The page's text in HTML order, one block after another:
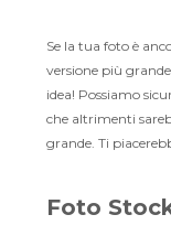
Se la tua foto è
versione più
idea! Possiamo
che altrimenti
grande. Ti
Foto